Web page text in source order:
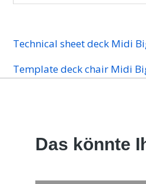
Technical sheet deck Midi
Template deck chair Midi
Das könnte